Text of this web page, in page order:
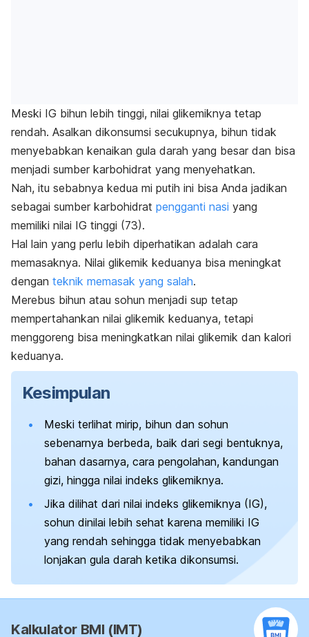
Meski IG bihun lebih tinggi, nilai glikemiknya tetap
rendah. Asalkan dikonsumsi secukupnya, bihun tidak
menyebabkan kenaikan gula darah yang besar dan bisa
menjadi sumber karbohidrat yang menyehatkan.
Nah, itu sebabnya kedua mi putih ini bisa Anda jadikan
sebagai sumber karbohidrat pengganti nasi yang
memiliki nilai IG tinggi (73).
Hal lain yang perlu lebih diperhatikan adalah cara
memasaknya. Nilai glikemik keduanya bisa meningkat
dengan teknik memasak yang salah.
Merebus bihun atau sohun menjadi sup tetap
mempertahankan nilai glikemik keduanya, tetapi
menggoreng bisa meningkatkan nilai glikemik dan kalori
keduanya.
Kesimpulan
Meski terlihat mirip, bihun dan sohun
sebenarnya berbeda, baik dari segi bentuknya,
bahan dasarnya, cara pengolahan, kandungan
gizi, hingga nilai indeks glikemiknya.
Jika dilihat dari nilai indeks glikemiknya (IG),
sohun dinilai lebih sehat karena memiliki IG
yang rendah sehingga tidak menyebabkan
lonjakan gula darah ketika dikonsumsi.
Kalkulator BMI (IMT)